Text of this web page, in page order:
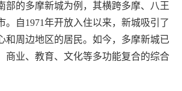
部的多摩新城为例，其横跨多摩、八王
。自1971年开放入住以来，新城吸引了
和周边地区的居民。如今，多摩新城已
商业、教育、文化等多功能复合的综合